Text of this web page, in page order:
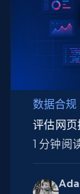
数据合规
评估网
1 分钟阅